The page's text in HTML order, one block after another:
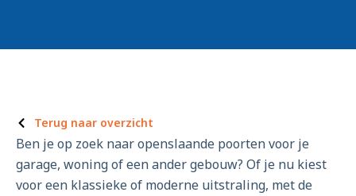
Terug naar overzicht
Ben je op zoek naar openslaande poorten voor je
garage, woning of een ander gebouw? Of je nu kiest
voor een klassieke of moderne uitstraling, met de